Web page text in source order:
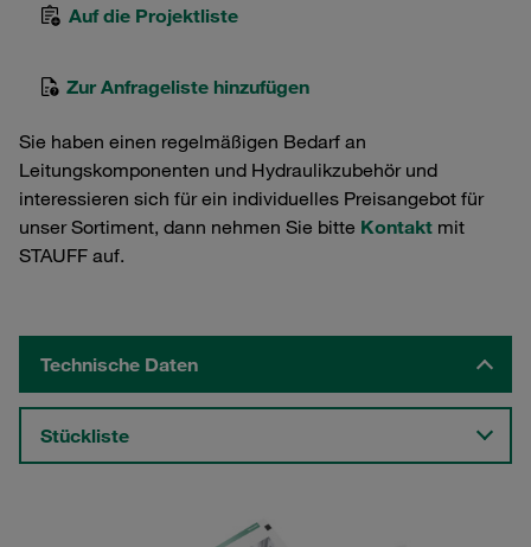
Auf die Projektliste
Zur Anfrageliste hinzufügen
Sie haben einen regelmäßigen Bedarf an
Leitungskomponenten und Hydraulikzubehör und
interessieren sich für ein individuelles Preisangebot für
unser Sortiment, dann nehmen Sie bitte Kontakt mit
STAUFF auf.
Technische Daten
Stückliste